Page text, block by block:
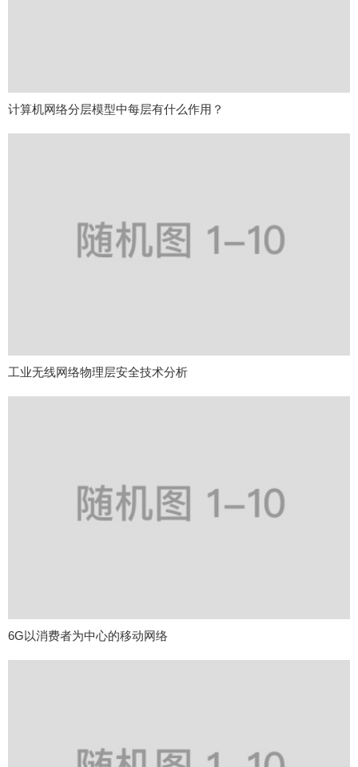
计算机网络分层模型中每层有什么作用？
工业无线网络物理层安全技术分析
6G以消费者为中心的移动网络